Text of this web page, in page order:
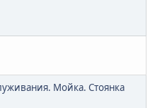
Мойка. Стоянка